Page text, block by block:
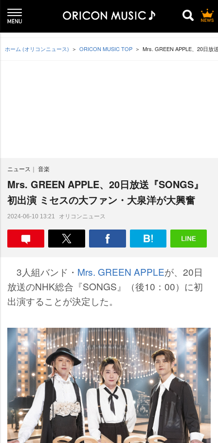
ホーム (オリコンニュース) ORICON MUSIC TOP Mrs. GREEN APPLE、20日放
ニュース 音楽
Mrs. GREEN APPLE、20日放送『SONGS』
初出演 ミセスの大ファン・大泉洋が大興奮
2024-06-10 13:21 オリコンニュース
3人組バンド・ Mrs. GREEN APPLEが、20日
放送のNHK総合『SONGS』（後10：00）に初
出演することが決定した。